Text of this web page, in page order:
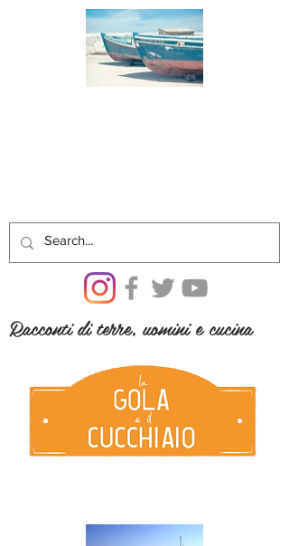
Racconti di terre, uomini e cucina